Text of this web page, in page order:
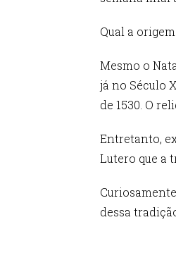
Qual a
Mesmo o
já no Século
de 1530. O
Entretanto,
Lutero que a
dessa